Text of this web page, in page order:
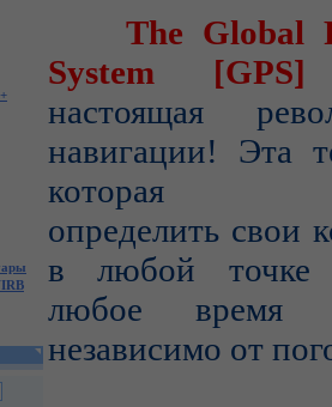
The Global
System
настоящая
навигации! Эта
которая
определить свои
в любой точке
любое время
независимо от